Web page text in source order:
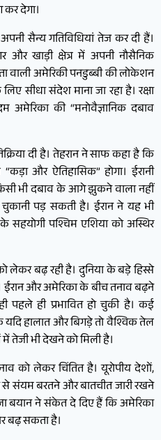
देगा।
सैन्य गतिविधियां तेज कर दी हैं।
खाड़ी क्षेत्र में अपनी नौसैनिक
वाली अमेरिकी पनडुब्बी की लोकेशन
सीधा संदेश माना जा रहा है। रक्षा
की “मनोवैज्ञानिक दबाव
दी है। तेहरान ने साफ कहा है कि
और ऐतिहासिक” होगा। ईरानी
भी दबाव के आगे झुकने वाला नहीं
पड़ सकती है। ईरान ने यह भी
पश्चिम एशिया को अस्थिर
लेकर बढ़ रही है। दुनिया के बड़े हिस्से
ईरान और अमेरिका के बीच तनाव बढ़ने
पहले ही प्रभावित हो चुकी है। कई
यदि हालात और बिगड़े तो वैश्विक तेल
तेजी भी देखने को मिली है।
को लेकर चिंतित है। यूरोपीय देशों,
से संयम बरतने और बातचीत जारी रखने
बयान ने संकेत दे दिए हैं कि अमेरिका
बढ़ सकता है।